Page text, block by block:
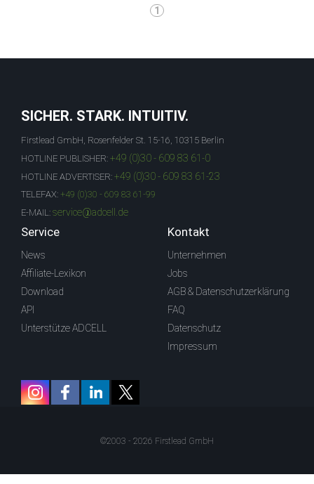
1
SICHER. STARK. INTUITIV.
Firstlead GmbH, Rosenfelder St. 15-16, 10315 Berlin
HOTLINE PUBLISHER: +49 (0)30 - 609 83 61-0
HOTLINE ADVERTISER: +49 (0)30 - 609 83 61-23
TELEFAX: +49 (0)30 - 609 83 61-99
E-MAIL: service@adcell.de
Service
News
Affiliate-Lexikon
Download
API
Unterstütze ADCELL
Kontakt
Unternehmen
Jobs
AGB & Datenschutzerklärung
FAQ
Datenschutz
Impressum
©2003 - 2026 Firstlead GmbH